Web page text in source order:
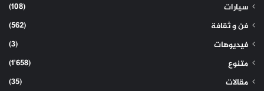
سيارات
(108)
فن و ثقافة
(562)
فيديوهات
(3)
متنوع
(1٬658)
مقالات
(35)